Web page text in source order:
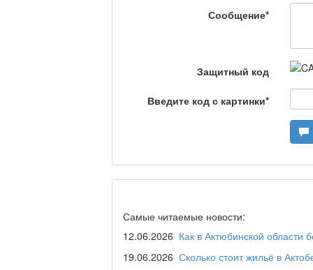
Что скажет доктор?
Станем чемпионами
Я открываю мир /
Дәрігер не айтады?
Сообщение*
Защитный код
Введите код с картинки*
Самые читаемые новости:
12.06.2026 Как в Актюбинской области
19.06.2026 Сколько стоит жильё в